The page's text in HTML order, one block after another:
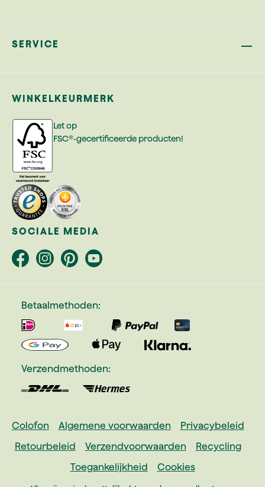
SERVICE
WINKELKEURMERK
Let op
FSC®-gecertificeerde producten!
SOCIALE MEDIA
Betaalmethoden:
Verzendmethoden:
Colofon Algemene voorwaarden
Privacybeleid
Retourbeleid
Verzendvoorwaarden
Recycling
Toegankelijkheid
Cookies